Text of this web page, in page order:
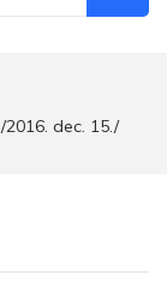
dec. 15./